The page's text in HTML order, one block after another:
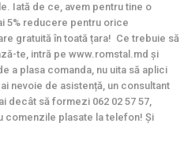
Iată de ce, avem pentru tine o
5% reducere pentru orice
gratuită în toată țara! Ce trebuie să
te, intră pe www.romstal.md și
a plasa comanda, nu uita să aplici
nevoie de asistență, un consultant
decât să formezi 062 02 57 57,
comenzile plasate la telefon! Și